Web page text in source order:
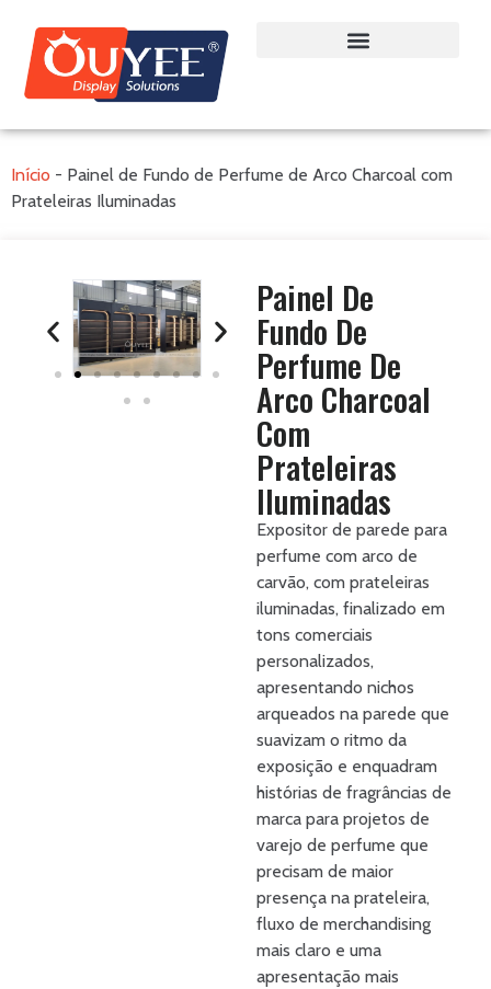
Início - Painel de Fundo de Perfume de Arco Charcoal com
Prateleiras Iluminadas
Painel De
Fundo De
Perfume De
Arco Charcoal
Com
Prateleiras
Iluminadas
Expositor de parede para
perfume com arco de
carvão, com prateleiras
iluminadas, finalizado em
tons comerciais
personalizados,
apresentando nichos
arqueados na parede que
suavizam o ritmo da
exposição e enquadram
histórias de fragrâncias de
marca para projetos de
varejo de perfume que
precisam de maior
presença na prateleira,
fluxo de merchandising
mais claro e uma
apresentação mais